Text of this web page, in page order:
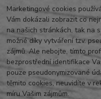
Marketingové cookies
Vám dokázali zobrazit co
na našich stránkách, tak na
možné díky vytváření tzv.
zájmů. Ale nebojte, tímto
bezprostřední identifikace
pouze pseudonymizované
těmito cookies, neuvidíte v
míru Vašim zájmům.